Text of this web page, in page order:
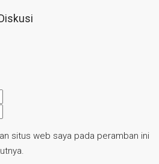
situs web saya pada peramban ini